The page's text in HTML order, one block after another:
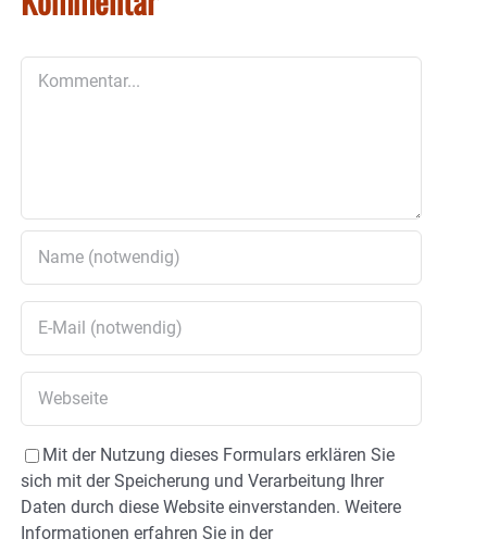
Mit der Nutzung dieses Formulars erklären Sie
sich mit der Speicherung und Verarbeitung Ihrer
Daten durch diese Website einverstanden. Weitere
Informationen erfahren Sie in der